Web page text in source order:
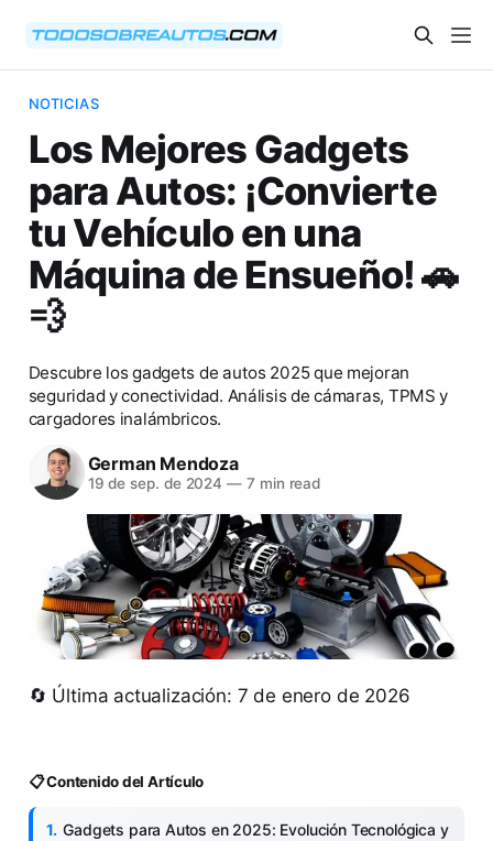
NOTICIAS
Los Mejores Gadgets
para Autos: ¡Convierte
tu Vehículo en una
Máquina de Ensueño! 🚗
💨
Descubre los gadgets de autos 2025 que mejoran
seguridad y conectividad. Análisis de cámaras, TPMS y
cargadores inalámbricos.
German Mendoza
19 de sep. de 2024 — 7 min read
🔄 Última actualización: 7 de enero de 2026
📋 Contenido del Artículo
Gadgets para Autos en 2025: Evolución Tecnológica y